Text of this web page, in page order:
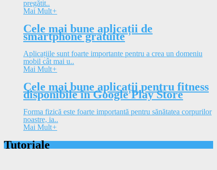
pregătit..
Mai Mult+
Cele mai bune aplicații de
smartphone gratuite
Aplicațiile sunt foarte importante pentru a crea un domeniu
mobil cât mai u..
Mai Mult+
Cele mai bune aplicații pentru fitness
disponibile în Google Play Store
Forma fizică este foarte importantă pentru sănătatea corpurilor
noastre, ia..
Mai Mult+
Tutoriale